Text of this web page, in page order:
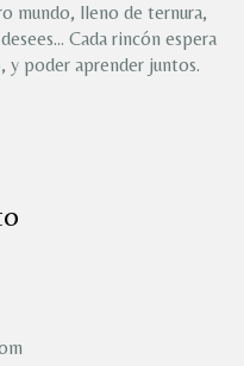
mundo, lleno de ternura,
Cada rincón espera
poder aprender juntos.